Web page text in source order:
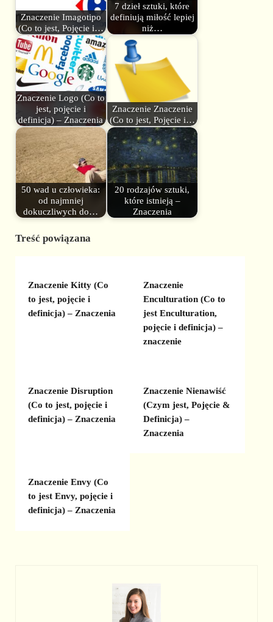
Znaczenie Imagotipo
(Co to jest, Pojęcie i…
7 dzieł sztuki, które
definiują miłość lepiej
niż…
Znaczenie Logo (Co to
jest, pojęcie i
definicja) – Znaczenia
Znaczenie Znaczenie
(Co to jest, Pojęcie i…
50 wad u człowieka:
od najmniej
dokuczliwych do…
20 rodzajów sztuki,
które istnieją –
Znaczenia
Treść powiązana
Znaczenie Kitty (Co
to jest, pojęcie i
definicja) – Znaczenia
Znaczenie
Enculturation (Co to
jest Enculturation,
pojęcie i definicja) –
znaczenie
Znaczenie Disruption
(Co to jest, pojęcie i
definicja) – Znaczenia
Znaczenie Nienawiść
(Czym jest, Pojęcie &
Definicja) –
Znaczenia
Znaczenie Envy (Co
to jest Envy, pojęcie i
definicja) – Znaczenia